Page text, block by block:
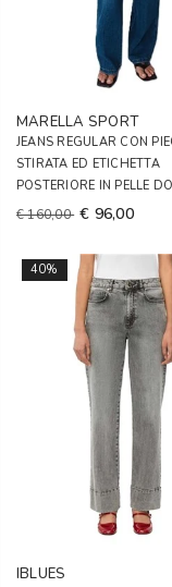
MARELLA SPORT
JEANS REGULAR CON
STIRATA ED ETICHETTA
POSTERIORE IN PELLE
€ 160,00 € 96,00
40%
IBLUES